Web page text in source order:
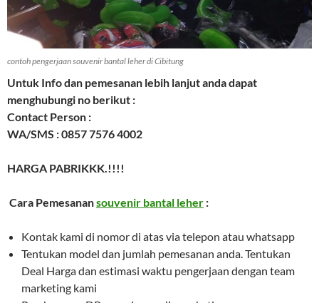
contoh pengerjaan souvenir bantal leher di Cibitung
Untuk Info dan pemesanan lebih lanjut anda dapat
menghubungi no berikut :
Contact Person :
WA/SMS : 0857 7576 4002
HARGA PABRIKKK.!!!!
Cara Pemesanansouvenir bantal leher :
Kontak kami di nomor di atas via telepon atau whatsapp
Tentukan model dan jumlah pemesanan anda. Tentukan
Deal Harga dan estimasi waktu pengerjaan dengan team
marketing kami